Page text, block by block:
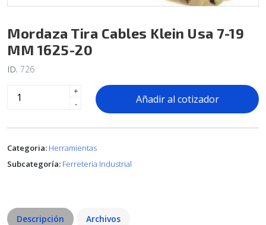
Mordaza Tira Cables Klein Usa 7-19
MM 1625-20
ID. 726
+
-
Añadir al cotizador
Categoria: Herramientas
Subcategoría: Ferreteria Industrial
Descripción Archivos